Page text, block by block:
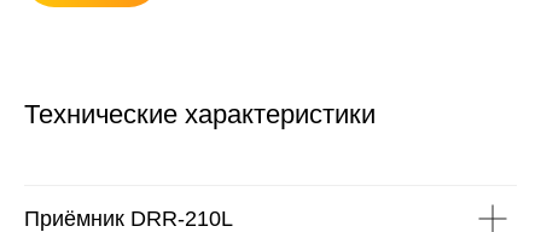
Технические характеристики
Приёмник DRR-210L